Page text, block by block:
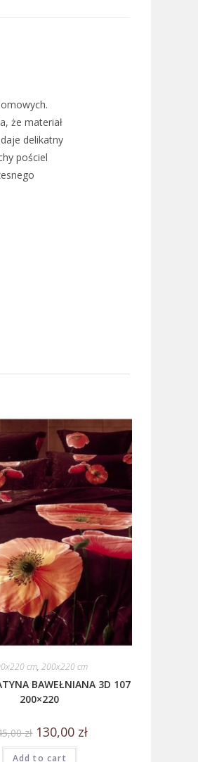
że materiał
delikatny
pościel
cm,200x220 cm
BAWEŁNIANA 3D 107
200×220
zł 130,00 zł
Add to cart